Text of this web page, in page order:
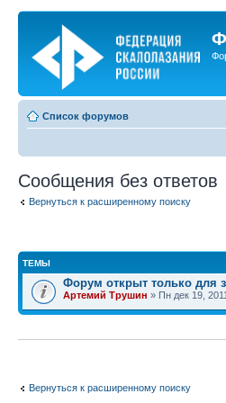
Список форумов
Сообщения без ответов
Вернуться к расширенному поиску
ТЕМЫ
Форум открыт только для
Артемий Трушин » Пн дек 19,
Вернуться к расширенному поиску